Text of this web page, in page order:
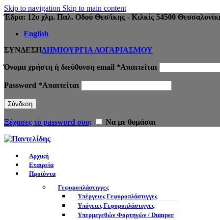
Skip to navigation Skip to main content
Έδρα: 12ο χλμ. Παλ. Οδού Θεσ/ίκης - Κιλκίς 54500
English
ΣΥΝΔΕΣΗΔΗΜΙΟΥΡΓΙΑ ΛΟΓΑΡΙΑΣΜΟΥ
Όνομα χρήστη ή διεύθυνση email *Απαιτείται
Password *Απαιτείται
Σύνδεση
Ξέχασες το password σου; Να με θυμάσαι
Αρχική
Εταιρεία
Προϊόντα
Γεφυροπλάστιγγες
Υπέργειες Γεφυροπλάστιγγες
Υπόγειες Γεφυροπλάστιγγες
Υπερμεγεθών Φορτηγών / Dumper